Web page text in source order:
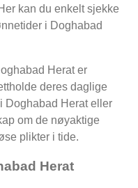
kan du enkelt sjekke
i Doghabad
Herat er
deres daglige
Doghabad Herat eller
om de nøyaktige
plikter i tide.
Herat